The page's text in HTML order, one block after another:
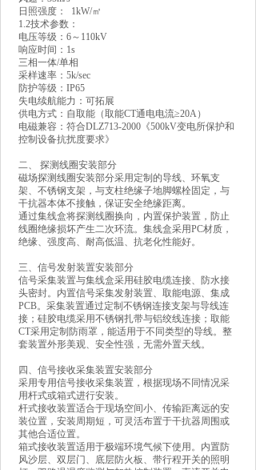
日照强度： 1kW/㎡
1.2技术参数：
电压等级：6～110kV
响应时间：1s
三相一体/单相
采样速率：5k/sec
防护等级：IP65
失电续航能力：可拓展
供电方式：自取能（取能CT通电电流≥20A）
电磁兼容：符合DLZ713-2000《500kV变电所保护和
控制设备抗扰度要求》
二、 探测线圈安装部分
磁场探测线圈安装部分采用定制的导线、环氧支
架、不锈钢支架，与支柱绝缘子地脚螺栓固定，与
干抗器本体不接触，保证安全绝缘距离。
通过集线盒将探测线圈换向，内置保护装置，防止
线圈绝缘损坏产生二次环流。集线盒采用PC材质，
绝缘、强度高、耐高低温、抗老化性能好。
三、信号发射装置安装部分
信号采集装置与集线盒采用硅胶电缆连接、防水接
头密封。内置信号采集发射装置、取能电源、集成
PCB。采集装置通过定制不锈钢连接支架与导线连
接；硅胶电缆采用不锈钢扎带与铝绞线连接；取能
CT采用定制防雨罩，能适用于不同类型的导线。整
套装置外形美观、安全性强，无需外置天线。
四、信号接收采集装置安装部分
采用专用信号接收采集装置，根据现场不同情况采
用杆式或箱式进行安装。
杆式接收装置适合于现场空间小、传输距离远的安
装位置，安装周期短，可灵活布置于干抗器周围或
其他合适位置。
箱式接收装置适用于极端环境气候下使用。内置防
风沙层、双层门、底层防火板、带行程开关的照明